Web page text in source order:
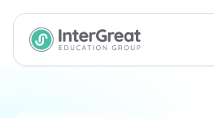
InterGreat Education Group home